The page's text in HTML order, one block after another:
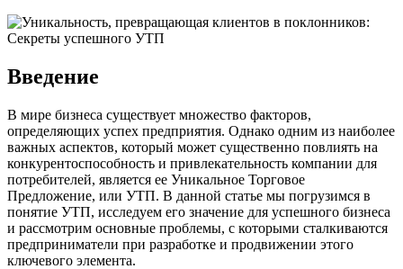
Введение
В мире бизнеса существует множество факторов,
определяющих успех предприятия. Однако одним из наиболее
важных аспектов, который может существенно повлиять на
конкурентоспособность и привлекательность компании для
потребителей, является ее Уникальное Торговое
Предложение, или УТП. В данной статье мы погрузимся в
понятие УТП, исследуем его значение для успешного бизнеса
и рассмотрим основные проблемы, с которыми сталкиваются
предприниматели при разработке и продвижении этого
ключевого элемента.